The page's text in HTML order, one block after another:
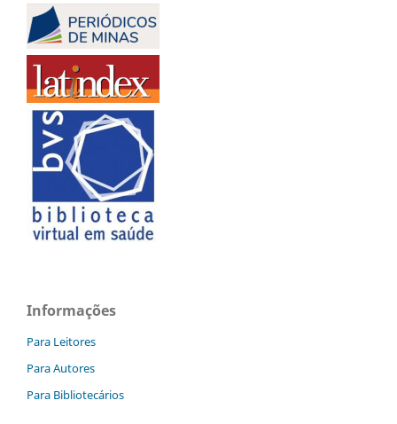
Informações
Para Leitores
Para Autores
Para Bibliotecários